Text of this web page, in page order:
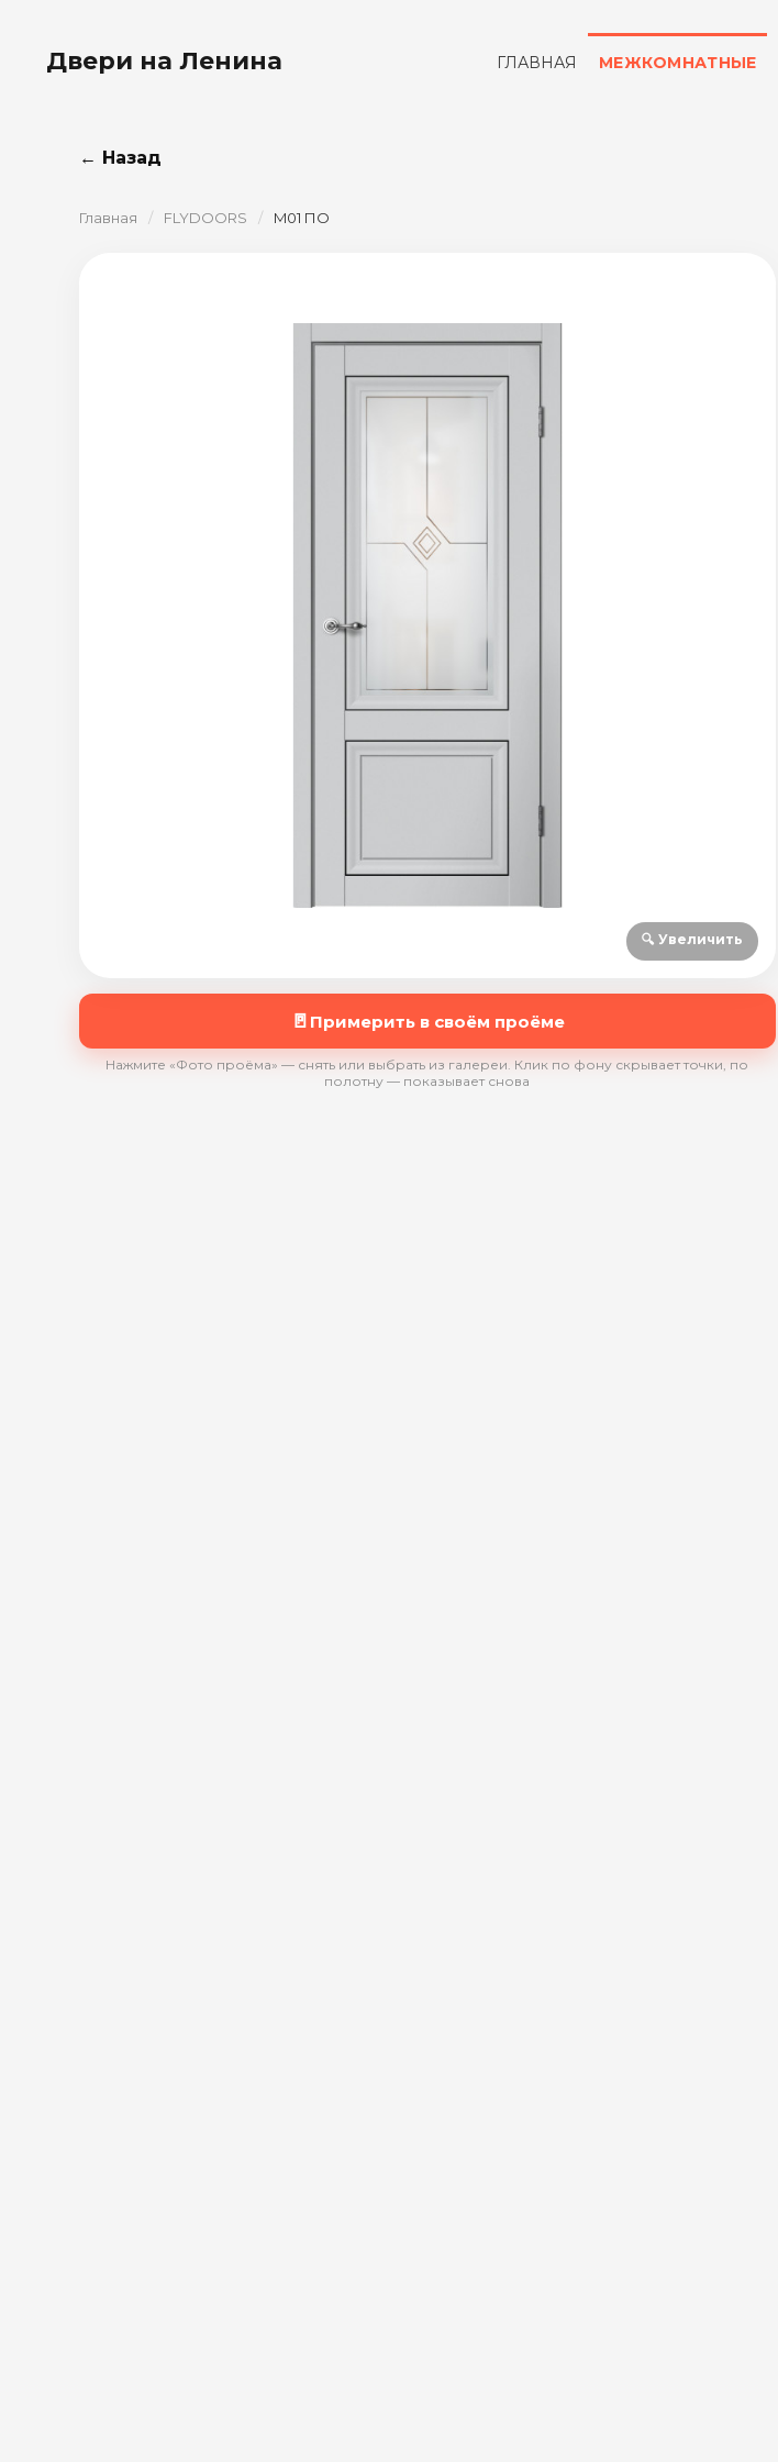
Двери на Ленина ГЛАВНАЯ МЕЖКОМНАТНЫЕ
← Назад
Главная / FLYDOORS / M01 ПО
🔍 Увеличить
🚪 Примерить в своём проёме
Нажмите «Фото проёма» — снять или выбрать из галереи. Клик по фону скрывает точки, по
полотну — показывает снова